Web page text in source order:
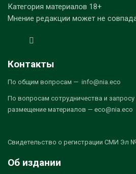
Категория материалов 18+
Мнение редакции может не
Контакты
По общим вопросам — info@nia.eco
По вопросам сотрудничества и запросу
размещение материалов — eco@nia.eco
Свидетельство о регистрации СМИ Эл
Об издании